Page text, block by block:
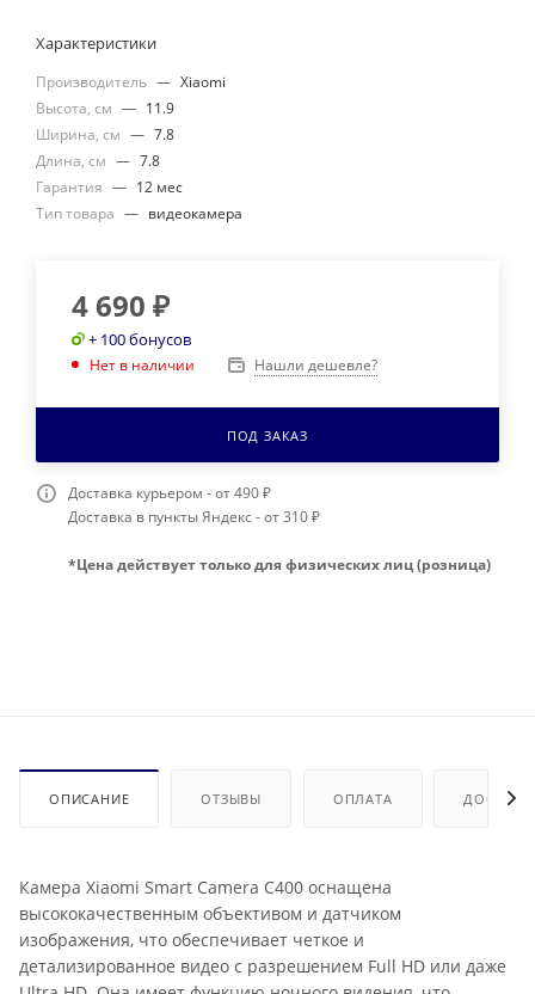
Характеристики
Производитель — Xiaomi
Высота, см — 11.9
Ширина, см — 7.8
Длина, см — 7.8
Гарантия — 12 мес
Тип товара — видеокамера
4 690 ₽
+ 100 бонусов
Нет в наличии Нашли дешевле?
ПОД ЗАКАЗ
Доставка курьером - от 490 ₽
Доставка в пункты Яндекс - от 310 ₽
*Цена действует только для физических лиц (розница)
ОПИСАНИЕ ОТЗЫВЫ ОПЛАТА
Камера Xiaomi Smart Camera C400 оснащена
высококачественным объективом и датчиком
изображения, что обеспечивает четкое и
детализированное видео с разрешением Full HD или даже